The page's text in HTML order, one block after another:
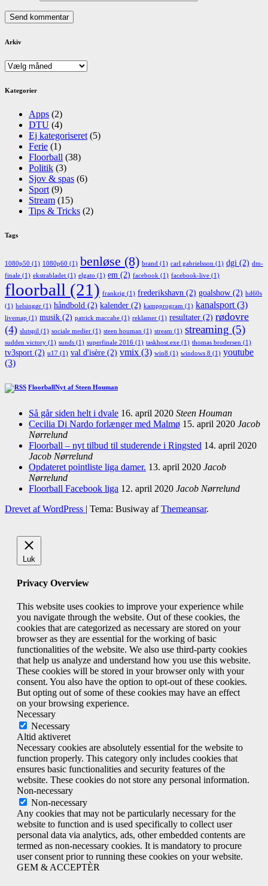
Arkiv
Arkiv
Kategorier
Apps (2)
DTU (4)
Ej kategoriseret (5)
Ferie (1)
Floorball (38)
Politik (3)
Sjov & spas (6)
Sport (9)
Stream (15)
Tips & Tricks (2)
Tags
1080p50 (1) 1080p60 (1) benløse (8) brand (1) carl gabrielsson (1) dgi (2) dm-
finale (1) ekstrabladet (1) elgato (1) em (2) facebook (1) facebook-live (1)
floorball (21) frankrig (1) frederikshavn (2) goalshow (2) hd60s
(1) helsingør (1) håndbold (2) kalender (2) kampprogram (1) kanalsport (3)
livemap (1) musik (2) patrick maccabe (1) reklamer (1) resultater (2) rødovre
(4) slutspil (1) sociale medier (1) steen houman (1) stream (1) streaming (5)
sudden victory (1) sunds (1) superfinale 2016 (1) taskhost.exe (1) thomas brodersen (1)
tv3sport (2) u17 (1) val d'isère (2) vmix (3) win8 (1) windows 8 (1) youtube
(3)
FloorballNyt af Steen Houman
Så går siden helt i dvale 16. april 2020 Steen Houman
Cecilia Di Nardo forlænger med Malmø 15. april 2020 Jacob
Nørrelund
Floorball – nyt tilbud til studerende i Ringsted 14. april 2020
Jacob Nørrelund
Opdateret pointliste liga damer. 13. april 2020 Jacob
Nørrelund
Floorball Facebook liga 12. april 2020 Jacob Nørrelund
Drevet af WordPress | Tema: Busiway afThemeansar.
Luk
Privacy Overview
This website uses cookies to improve your experience while
you navigate through the website. Out of these cookies, the
cookies that are categorized as necessary are stored on your
browser as they are essential for the working of basic
functionalities of the website. We also use third-party cookies
that help us analyze and understand how you use this website.
These cookies will be stored in your browser only with your
consent. You also have the option to opt-out of these cookies.
But opting out of some of these cookies may have an effect
on your browsing experience.
Necessary
Necessary
Altid aktiveret
Necessary cookies are absolutely essential for the website to
function properly. This category only includes cookies that
ensures basic functionalities and security features of the
website. These cookies do not store any personal information.
Non-necessary
Non-necessary
Any cookies that may not be particularly necessary for the
website to function and is used specifically to collect user
personal data via analytics, ads, other embedded contents are
termed as non-necessary cookies. It is mandatory to procure
user consent prior to running these cookies on your website.
GEM & ACCEPTÈR